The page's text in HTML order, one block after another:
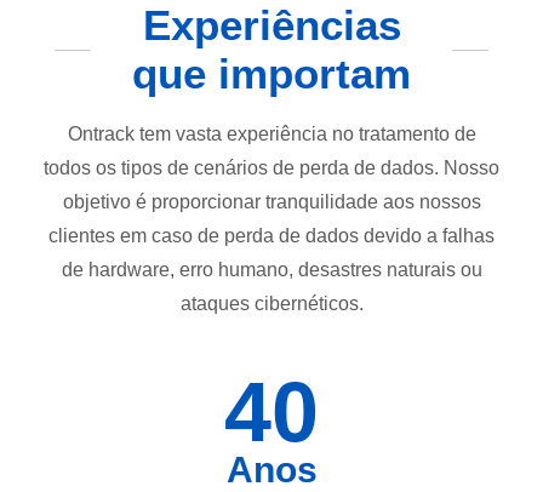
Experiências
que importam
Ontrack tem vasta experiência no tratamento de
todos os tipos de cenários de perda de dados. Nosso
objetivo é proporcionar tranquilidade aos nossos
clientes em caso de perda de dados devido a falhas
de hardware, erro humano, desastres naturais ou
ataques cibernéticos.
40
Anos